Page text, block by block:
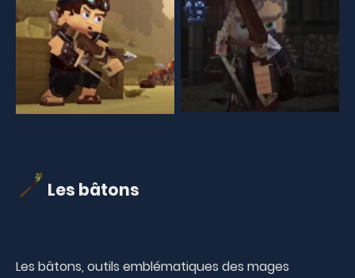
Aucune légende Aucune légende
Les bâtons
Les bâtons, outils emblématiques des mages